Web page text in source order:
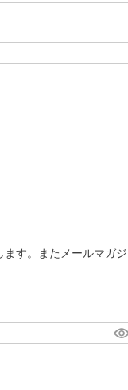
ます。またメールマガジ